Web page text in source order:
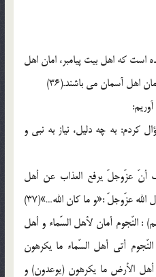
است که اهل بیت پیامبر، امان اهل
اهل آسمان می باشند.(36)
کردم: به چه دلیل، نیاز به نبی و
أنّ عزّوجلّ یرفع العذاب عن أهل
الأرض إذا کان فیها النبی أو الإمام، قال الله عزّوجلّ :«و ما کان الله…»(37)
: النّجوم أمان لأهل السّماء و أهل
أتی أهل السّماء ما یکرهون
الأرض ما یکرهون (یوعدون) و